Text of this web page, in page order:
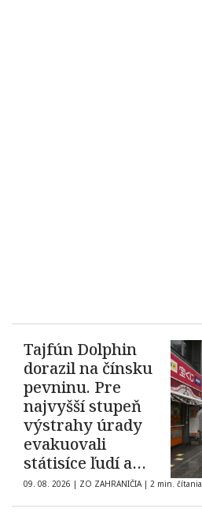
Tajfún Dolphin
dorazil na čínsku
pevninu. Pre
najvyšší stupeň
výstrahy úrady
evakuovali
státisíce ľudí a
zrušili tisícky letov
09. 08. 2026 | ZO ZAHRANIČIA | 2 min. čítania